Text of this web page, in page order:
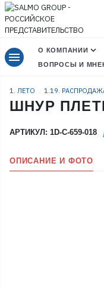
menu О КОМПАНИИ
ВОПРОСЫ И
1. ЛЕТО 1.19.
ШНУР
АРТИКУЛ: 1D-C-659-018
ОПИСАНИЕ И ФОТО